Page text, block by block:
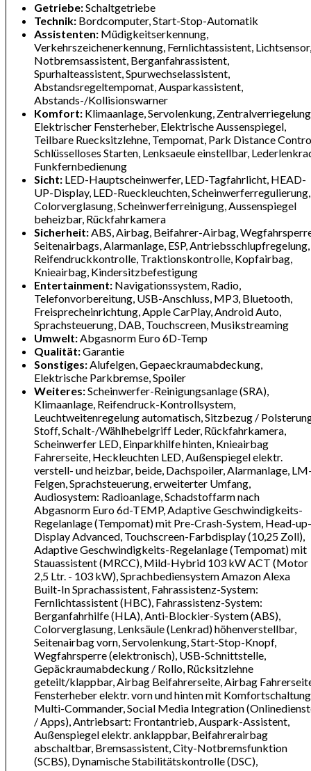
Getriebe:Schaltgetriebe
Technik: Bordcomputer, Start-Stop-Automatik
Assistenten: Müdigkeitserkennung,
Verkehrszeichenerkennung, Fernlichtassistent, Lichtsensor,
Notbremsassistent, Berganfahrassistent,
Spurhalteassistent, Spurwechselassistent,
Abstandsregeltempomat, Ausparkassistent,
Abstands-/Kollisionswarner
Komfort: Klimaanlage, Servolenkung,
Elektrischer Fensterheber, Elektrische Aussenspiegel,
Teilbare Ruecksitzlehne, Tempomat, Park Distance
Schlüsselloses Starten, Lenksaeule einstellbar,
Funkfernbedienung
Sicht: LED-Hauptscheinwerfer, LED-Tagfahrlicht, HEAD-
UP-Display, LED-Rueckleuchten, Scheinwerferregulierung,
Colorverglasung, Scheinwerferreinigung, Aussenspiegel
beheizbar, Rückfahrkamera
Sicherheit:ABS, Airbag, Beifahrer-Airbag,
Seitenairbags, Alarmanlage, ESP, Antriebsschlupfregelung,
Reifendruckkontrolle, Traktionskontrolle, Kopfairbag,
Knieairbag, Kindersitzbefestigung
Entertainment: Navigationssystem, Radio,
Telefonvorbereitung, USB-Anschluss, MP3, Bluetooth,
Freisprecheinrichtung, Apple CarPlay, Android Auto,
Sprachsteuerung, DAB, Touchscreen, Musikstreaming
Umwelt:Abgasnorm Euro 6D-Temp
Qualität:Garantie
Sonstiges:Alufelgen, Gepaeckraumabdeckung,
Elektrische Parkbremse, Spoiler
Weiteres:Scheinwerfer-Reinigungsanlage (SRA),
Klimaanlage, Reifendruck-Kontrollsystem,
Leuchtweitenregelung automatisch, Sitzbezug /
Stoff, Schalt-/Wählhebelgriff Leder, Rückfahrkamera,
Scheinwerfer LED, Einparkhilfe hinten, Knieairbag
Fahrerseite, Heckleuchten LED, Außenspiegel elektr.
verstell- und heizbar, beide, Dachspoiler, Alarmanlage,
Felgen, Sprachsteuerung, erweiterter Umfang,
Audiosystem: Radioanlage, Schadstoffarm nach
Abgasnorm Euro 6d-TEMP, Adaptive Geschwindigkeits-
Regelanlage (Tempomat) mit Pre-Crash-System, Head-up-
Display Advanced, Touchscreen-Farbdisplay (10,25 Zoll),
Adaptive Geschwindigkeits-Regelanlage (Tempomat) mit
Stauassistent (MRCC), Mild-Hybrid 103 kW ACT (Motor
2,5 Ltr. - 103 kW), Sprachbediensystem Amazon Alexa
Built-In Sprachassistent, Fahrassistenz-System:
Fernlichtassistent (HBC), Fahrassistenz-System:
Berganfahrhilfe (HLA), Anti-Blockier-System (ABS),
Colorverglasung, Lenksäule (Lenkrad) höhenverstellbar,
Seitenairbag vorn, Servolenkung, Start-Stop-Knopf,
Wegfahrsperre (elektronisch), USB-Schnittstelle,
Gepäckraumabdeckung / Rollo, Rücksitzlehne
geteilt/klappbar, Airbag Beifahrerseite, Airbag
Fensterheber elektr. vorn und hinten mit
Multi-Commander, Social Media Integration
/ Apps), Antriebsart: Frontantrieb, Auspark-Assistent,
Außenspiegel elektr. anklappbar, Beifahrerairbag
abschaltbar, Bremsassistent, City-Notbremsfunktion
(SCBS), Dynamische Stabilitätskontrolle (DSC),